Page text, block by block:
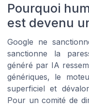
Pourquoi
est devenu
Google ne
sanctionne la
généré par IA
génériques, le
superficiel et
Pour un comité de